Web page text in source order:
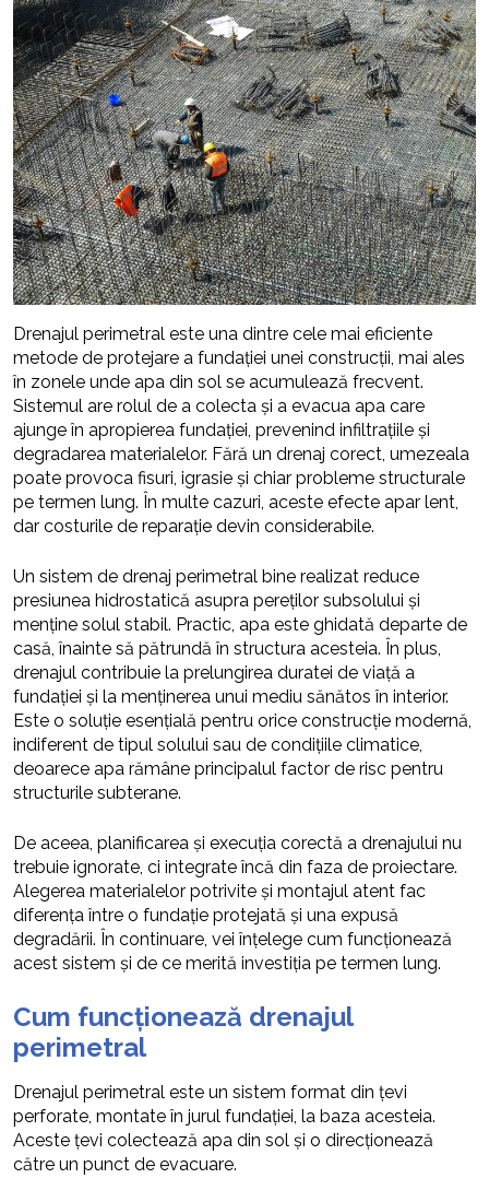
Drenajul perimetral este una dintre cele mai eficiente
metode de protejare a fundației unei construcții, mai ales
în zonele unde apa din sol se acumulează frecvent.
Sistemul are rolul de a colecta și a evacua apa care
ajunge în apropierea fundației, prevenind infiltrațiile și
degradarea materialelor. Fără un drenaj corect, umezeala
poate provoca fisuri, igrasie și chiar probleme structurale
pe termen lung. În multe cazuri, aceste efecte apar lent,
dar costurile de reparație devin considerabile.
Un sistem de drenaj perimetral bine realizat reduce
presiunea hidrostatică asupra pereților subsolului și
menține solul stabil. Practic, apa este ghidată departe de
casă, înainte să pătrundă în structura acesteia. În plus,
drenajul contribuie la prelungirea duratei de viață a
fundației și la menținerea unui mediu sănătos în interior.
Este o soluție esențială pentru orice construcție modernă,
indiferent de tipul solului sau de condițiile climatice,
deoarece apa rămâne principalul factor de risc pentru
structurile subterane.
De aceea, planificarea și execuția corectă a drenajului nu
trebuie ignorate, ci integrate încă din faza de proiectare.
Alegerea materialelor potrivite și montajul atent fac
diferența între o fundație protejată și una expusă
degradării. În continuare, vei înțelege cum funcționează
acest sistem și de ce merită investiția pe termen lung.
Cum funcționează drenajul
perimetral
Drenajul perimetral este un sistem format din țevi
perforate, montate în jurul fundației, la baza acesteia.
Aceste țevi colectează apa din sol și o direcționează
către un punct de evacuare.